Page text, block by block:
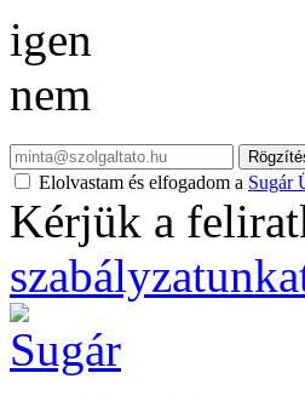
igen
nem
Elolvastam és elfogadom a Sugár
Kérjük a